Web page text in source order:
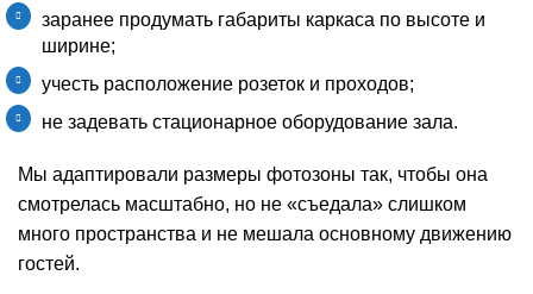
заранее продумать габариты каркаса по высоте и
ширине;
учесть расположение розеток и проходов;
не задевать стационарное оборудование зала.
Мы адаптировали размеры фотозоны так, чтобы она
смотрелась масштабно, но не «съедала» слишком
много пространства и не мешала основному движению
гостей.